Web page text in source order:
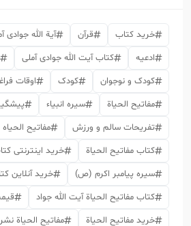
خرید کتاب قرآن آیة الله جوادی
ادعیه
کتاب آیت الله جوادی آملی
کودک و نوجوان
کودک اوقات
مفاتیح الحیاة
سیره انبیاء
تفریحات سالم و ورزش
مفاتیح الحیاه
کتاب مفاتیح الحیاة
خرید اینترنتی
سیره پیامبر اکرم (ص)
خرید آنلاین
کتاب مفاتیح الحیاة آیت الله جواد
خرید مفاتیح الحیاة
مفاتیح الحیاة